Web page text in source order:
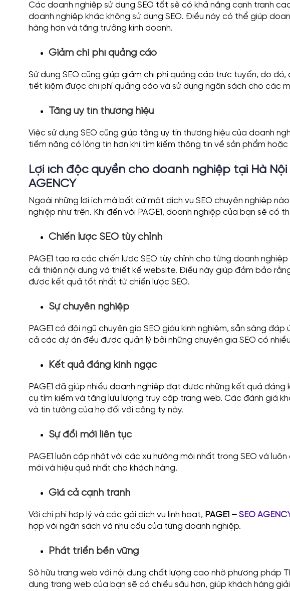
Các doanh nghiệp sử dụng SEO tốt sẽ có khả năng cạnh tranh
doanh nghiệp khác không sử dụng SEO. Điều này có thể giúp
hàng hơn và tăng trưởng kinh doanh.
Giảm chi phí quảng cáo
Sử dụng SEO cũng giúp giảm chi phí quảng cáo trực tuyến, do
tiết kiệm được chi phí quảng cáo và sử dụng ngân sách cho các
Tăng uy tín thương hiệu
Việc sử dụng SEO cũng giúp tăng uy tín thương hiệu của doanh
tiềm năng có lòng tin hơn khi tìm kiếm thông tin về sản phẩm
Lợi ích độc quyền cho doanh nghiệp tại Hà Nội
AGENCY
Ngoài những lợi ích mà bất cứ một dịch vụ SEO chuyên nghiệp
nghiệp như trên. Khi đến với PAGE1, doanh nghiệp của bạn sẽ có
Chiến lược SEO tùy chỉnh
PAGE1 tạo ra các chiến lược SEO tùy chỉnh cho từng doanh
cải thiện nội dung và thiết kế website. Điều này giúp đảm bảo
được kết quả tốt nhất từ chiến lược SEO.
Sự chuyên nghiệp
PAGE1 có đội ngũ chuyên gia SEO giàu kinh nghiệm, sẵn sàng
cả các dự án đều được quản lý bởi những chuyên gia SEO có
Kết quả đáng kinh ngạc
PAGE1 đã giúp nhiều doanh nghiệp đạt được những kết quả
cụ tìm kiếm và tăng lưu lượng truy cập trang web. Các đánh giá
và tin tưởng của họ đối với công ty này.
Sự đổi mới liên tục
PAGE1 luôn cập nhật với các xu hướng mới nhất trong SEO và
mới và hiệu quả nhất cho khách hàng.
Giá cả cạnh tranh
Với chi phí hợp lý và các gói dịch vụ linh hoạt, PAGE1 – SEO
hợp với ngân sách và nhu cầu của từng doanh nghiệp.
Phát triển bền vững
Sở hữu trang web với nội dung chất lượng cao nhờ phương pháp
dung trang web của bạn sẽ có chiều sâu hơn, giúp khách hàng